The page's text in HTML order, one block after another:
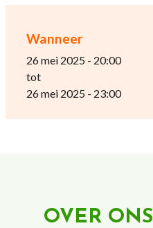
Wanneer
26 mei 2025 - 20:00
tot
26 mei 2025 - 23:00
OVER ONS